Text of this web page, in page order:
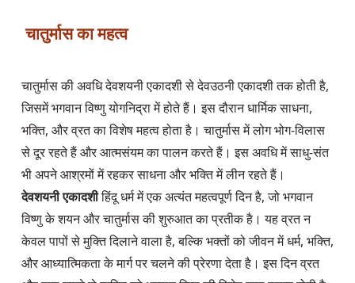
चातुर्मास का महत्व
चातुर्मास की अवधि देवशयनी एकादशी से देवउठनी एकादशी तक होती है,
जिसमें भगवान विष्णु योगनिद्रा में होते हैं। इस दौरान धार्मिक साधना,
भक्ति, और व्रत का विशेष महत्व होता है। चातुर्मास में लोग भोग-विलास
से दूर रहते हैं और आत्मसंयम का पालन करते हैं। इस अवधि में साधु-संत
देवशयनी एकादशी हिंदू धर्म में एक अत्यंत महत्वपूर्ण दिन है, जो भगवान
विष्णु के शयन और चातुर्मास की शुरुआत का प्रतीक है। यह व्रत न
केवल पापों से मुक्ति दिलाने वाला है, बल्कि भक्तों को जीवन में धर्म, भक्ति,
और आध्यात्मिकता के मार्ग पर चलने की प्रेरणा देता है। इस दिन व्रत